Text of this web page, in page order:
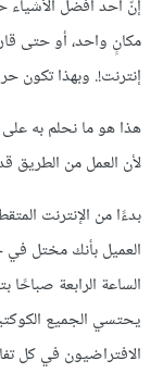
إنّ أحد أفضل
مكانٍ واحد، أو حتى
إنترنت!. وبهذا تكون
هذا هو ما نحلم به على
لأن العمل من الطريق
بدءًا من الإنترنت
العميل بأنك مختل في
الساعة الرابعة
يحتسي الجميع
الافتراضيون في كل